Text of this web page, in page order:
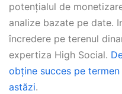
potențialul de
analize bazate pe date.
încredere pe terenul
expertiza High Social.
obține succes pe
astăzi.